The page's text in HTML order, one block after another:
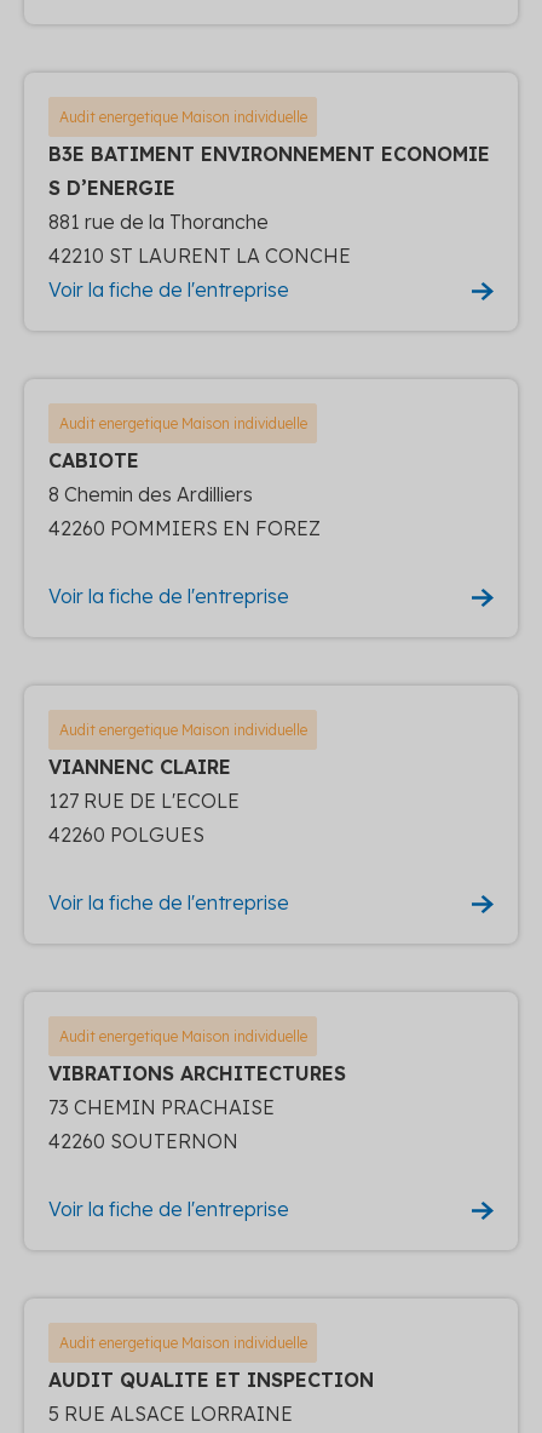
Audit energetique Maison individuelle
B3E BATIMENT ENVIRONNEMENT ECONOMIE
S D’ENERGIE
881 rue de la Thoranche
42210 ST LAURENT LA CONCHE
Voir la fiche de l'entreprise
Audit energetique Maison individuelle
CABIOTE
8 Chemin des Ardilliers
42260 POMMIERS EN FOREZ
Voir la fiche de l'entreprise
Audit energetique Maison individuelle
VIANNENC CLAIRE
127 RUE DE L'ECOLE
42260 POLGUES
Voir la fiche de l'entreprise
Audit energetique Maison individuelle
VIBRATIONS ARCHITECTURES
73 CHEMIN PRACHAISE
42260 SOUTERNON
Voir la fiche de l'entreprise
Audit energetique Maison individuelle
AUDIT QUALITE ET INSPECTION
5 RUE ALSACE LORRAINE